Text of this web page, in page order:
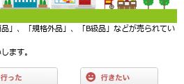
」、「規格外品」、「B級品」などが売られてい
ます。